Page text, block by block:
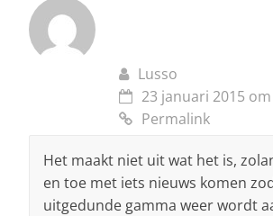
Lusso
23 januari 2015
Permalink
Het maakt niet uit wat het is,
en toe met iets nieuws komen
uitgedunde gamma weer wordt